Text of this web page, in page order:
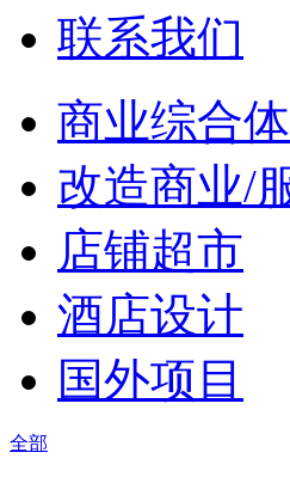
联系我们
商业综合
改造商业/
店铺超市
酒店设计
国外项目
全部